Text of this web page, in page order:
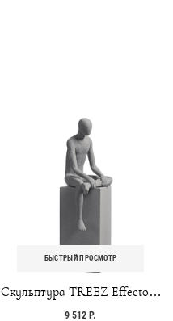
БЫСТРЫЙ ПРОСМОТР
Скульптура TREEZ Effectory
- Philosopher's Stone -
9 512 Р.